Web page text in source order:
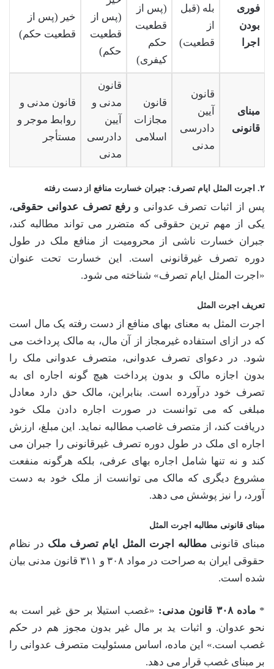
فوری
بودن
اجرا
بله (قبل
از
قطعیت)
(پس از
قطعیت
حکم
کیفری)
(پس از
قطعیت
حکم)
خیر (پس از
قطعیت حکم)
مبنای
قانونی
قانون
آیین
دادرسی
مدنی
قانون
مجازات
اسلامی
قانون
مدنی و
آیین
دادرسی
مدنی
قانون مدنی و
روابط موجر و
مستأجر
۲. اجرت المثل ایام تصرف: جبران خسارت منافع از دست رفته
پس از اثبات تصرف عدوانی و رفع تصرف عدوانی حقوقی،
یکی از مهم ترین حقوقی که متضرر می تواند مطالبه کند،
جبران خسارت ناشی از محرومیت از منافع ملک در طول
دوره تصرف غیرقانونی است. این خسارت تحت عنوان
«اجرت المثل ایام تصرف» شناخته می شود.
تعریف اجرت المثل
اجرت المثل به معنای بهای منافع از دست رفته یک مال است
که در ازای استفاده غیرمجاز از آن مال، به مالک پرداخت می
شود. در دعوای تصرف عدوانی، متصرف عدوانی ملک را
بدون اجازه مالک و بدون پرداخت هیچ گونه اجاره ای به
تصرف خود درآورده است. بنابراین، مالک حق دارد معادل
مبلغی که می توانست در صورت اجاره دادن ملک خود
دریافت کند، از متصرف غاصب مطالبه نماید. این مبلغ، ارزش
اجاره ای ملک در طول دوره تصرف غیرقانونی را جبران می
کند و نه تنها شامل اجاره بهای عرفی، بلکه هرگونه منفعت
مشروع دیگری که مالک می توانست از ملک خود به دست
آورد، را نیز پوشش می دهد.
مبنای قانونی مطالبه اجرت المثل
مبنای قانونیمطالبه اجرت المثل ایام تصرف ملک در نظام
حقوقی ایران به صراحت در مواد ۳۰۸ و ۳۱۱ قانون مدنی بیان
شده است.
*ماده ۳۰۸ قانون مدنی:
«غصب استیلا بر حق غیر است به
نحو عدوان. و اثبات ید بر مال غیر بدون مجوز هم در حکم
غصب است.» این ماده، اساس مسئولیت متصرف عدوانی را
بر مبنای غصب قرار می دهد.